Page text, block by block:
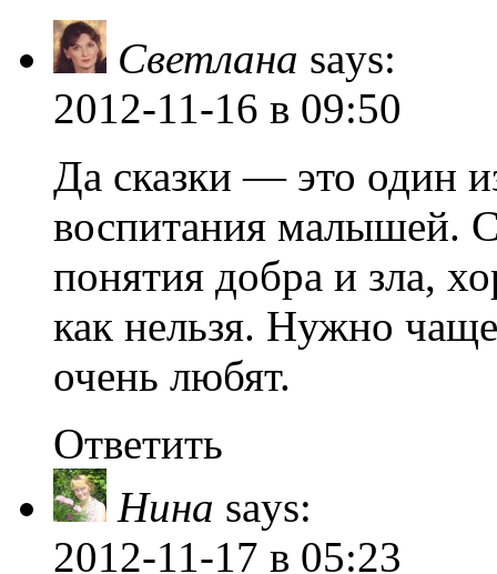
Светлана says:
2012-11-16 в 09:50
Да сказки — это один
воспитания малышей.
понятия добра и зла,
как нельзя. Нужно
очень любят.
Ответить
Нина says:
2012-11-17 в 05:23